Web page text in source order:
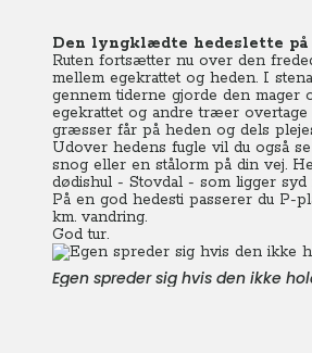
Den lyngklædte hedeslette på
Ruten fortsætter nu over den
mellem egekrattet og heden. I
gennem tiderne gjorde den mager
egekrattet og andre træer
græsser får på heden og dels
Udover hedens fugle vil du også
snog eller en stålorm på din vej.
dødishul - Stovdal - som ligger syd
På en god hedesti passerer du
km. vandring.
God tur.
Egen spreder sig hvis den ikke